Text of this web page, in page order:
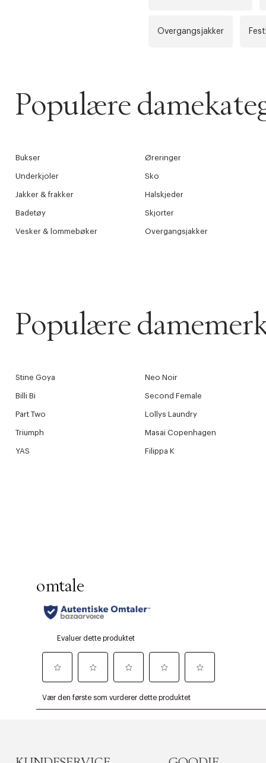
Overgangsjakker
Populære
Bukser Øreringer
Underkjoler Sko
Jakker & frakker Halskjeder
Badetøy Skjorter
Vesker & lommebøker Overgangsjakker
Populære
Stine Goya Neo Noir
Billi Bi Second Female
Part Two Lollys Laundry
Triumph Masai Copenhagen
YAS Filippa K